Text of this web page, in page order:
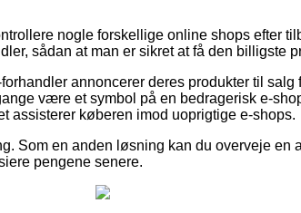
nogle forskellige online shops efter
sådan at man er sikret at få den billigste
annoncerer deres produkter til salg
være et symbol på en bedragerisk e-
assisterer køberen imod uoprigtige e-shops.
Som en anden løsning kan du overveje en
pengene senere.